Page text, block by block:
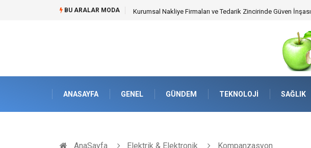
BU ARALAR MODA Kurumsal Nakliye Firmaları ve Tedarik Zincirinde Güven İnşası
ANASAYFA GENEL GÜNDEM TEKNOLOJI SAĞLIK
AnaSayfa Elektrik & Elektronik Kompanzasyon